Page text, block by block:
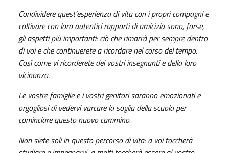
Condividere quest’esperienza di vita con i propri compagni e
coltivare con loro autentici rapporti di amicizia sono, forse,
gli aspetti più importanti: ciò che rimarrà per sempre dentro
di voi e che continuerete a ricordare nel corso del tempo.
Così come vi ricorderete dei vostri insegnanti e della loro
vicinanza.
Le vostre famiglie e i vostri genitori saranno emozionati e
orgogliosi di vedervi varcare la soglia della scuola per
cominciare questo nuovo cammino.
Non siete soli in questo percorso di vita: a voi toccherà